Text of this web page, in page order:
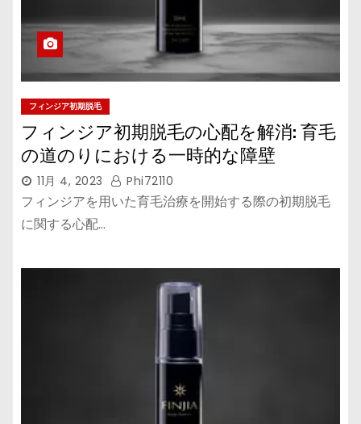
フィンジア初期脱毛
フィンジア初期脱毛の心配を解消: 育毛
の道のりにおける一時的な障壁
11月 4, 2023 Phi72110
フィンジアを用いた育毛治療を開始する際の初期脱毛
に関する心配…